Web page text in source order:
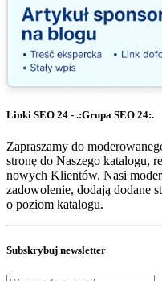
Linki SEO 24 - .:Grupa SEO 24:.
Zapraszamy do
stronę do Naszego katalogu,
nowych Klientów. Nasi
zadowolenie, dodają dodane
o poziom katalogu.
Subskrybuj newsletter